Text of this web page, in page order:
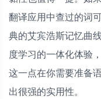
翻译应用中查过的词
典的艾宾浩斯记忆曲
度学习的一体化体验
这一点在你需要准备
出很强的实用性。